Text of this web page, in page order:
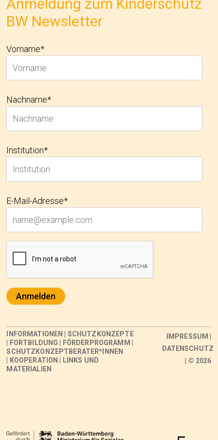
Anmeldung zum Kinderschutz
BW Newsletter
Vorname*
Nachname*
Institution*
E-Mail-Adresse*
Anmelden
INFORMATIONEN
SCHUTZKONZEPTE
FORTBILDUNG FÖRDERPROGRAMM
SCHUTZKONZEPTBERATER*INNEN
KOOPERATION
LINKS UND
MATERIALIEN
IMPRESSUM
DATENSCHUTZ
| © 2026